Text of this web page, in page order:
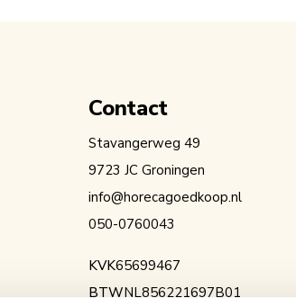
Contact
Stavangerweg 49
9723 JC Groningen
info@horecagoedkoop.nl
050-0760043
KVK65699467
BTWNL856221697B01